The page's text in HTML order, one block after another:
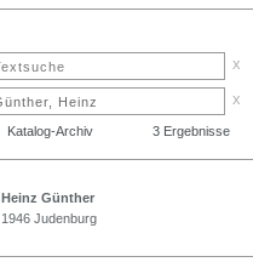
x
x
Katalog-Archiv 3 Ergebnisse
Heinz Günther
1946 Judenburg